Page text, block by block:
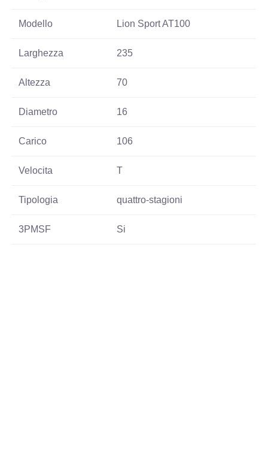
Modello Lion Sport AT100
Larghezza 235
Altezza 70
Diametro 16
Carico 106
Velocita T
Tipologia quattro-stagioni
3PMSF Si